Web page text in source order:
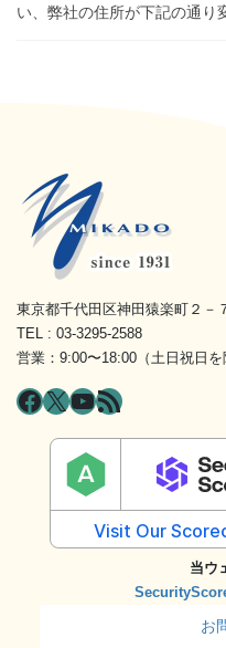
い、弊社の住所が下記の通
東京都千代田区神田猿楽町２－
TEL : 03-3295-2588
営業：9:00〜18:00（土日祝日を
Facebook
X YouTube
RSS フィード
当ウ
お